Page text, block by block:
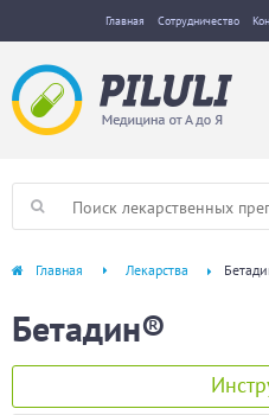
Главная Сотрудничество
Главная Лекарства
Бетадин®